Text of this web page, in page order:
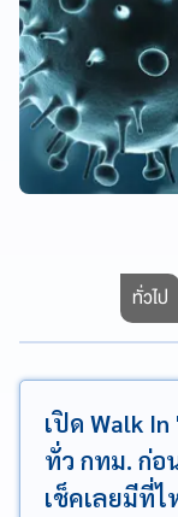
ทั่วไป
เปิด Walk
ทั่ว กทม. ก่อ
เช็คเลยมีที่